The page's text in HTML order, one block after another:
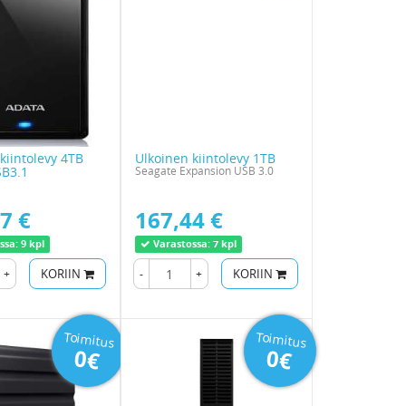
4TB
€
9 kpl
+ KORIIN
Ulkoinen kiintolevy 1TB
Seagate Expansion USB 3.0
167,44 €
Varastossa: 7 kpl
- + KORIIN
Toimitus
0€
Toimitus
0€